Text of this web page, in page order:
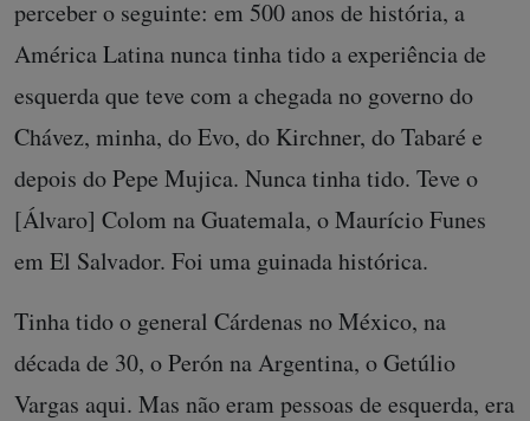
perceber o seguinte: em 500 anos de história, a
América Latina nunca tinha tido a experiência de
esquerda que teve com a chegada no governo do
Chávez, minha, do Evo, do Kirchner, do Tabaré e
depois do Pepe Mujica. Nunca tinha tido. Teve o
[Álvaro] Colom na Guatemala, o Maurício Funes
em El Salvador. Foi uma guinada histórica.
Tinha tido o general Cárdenas no México, na
década de 30, o Perón na Argentina, o Getúlio
Vargas aqui. Mas não eram pessoas de esquerda, era